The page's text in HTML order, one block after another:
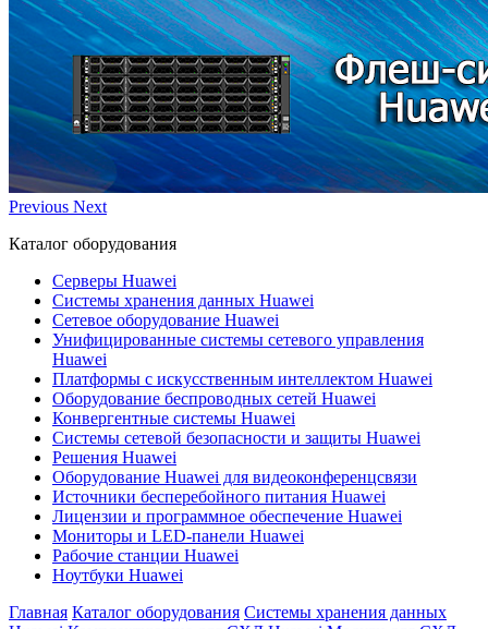
Previous Next
Каталог оборудования
Серверы Huawei
Системы хранения данных Huawei
Сетевое оборудование Huawei
Унифицированные системы сетевого управления
Huawei
Платформы с искусственным интеллектом Huawei
Оборудование беспроводных сетей Huawei
Конвергентные системы Huawei
Системы сетевой безопасности и защиты Huawei
Решения Huawei
Оборудование Huawei для видеоконференцсвязи
Источники бесперебойного питания Huawei
Лицензии и программное обеспечение Huawei
Мониторы и LED-панели Huawei
Рабочие станции Huawei
Ноутбуки Huawei
Главная Каталог оборудования Системы хранения данных